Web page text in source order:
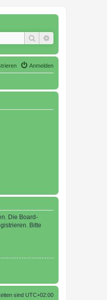
Suche
Anmelden
Die Board-
Bitte
sind UTC+02:00